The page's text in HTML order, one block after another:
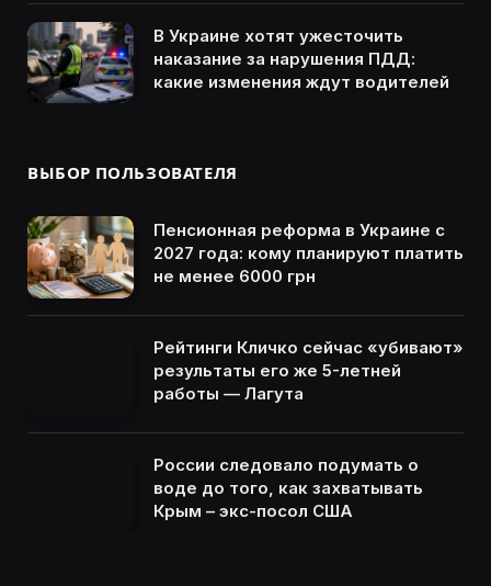
В Украине хотят ужесточить
наказание за нарушения ПДД:
какие изменения ждут водителей
ВЫБОР ПОЛЬЗОВАТЕЛЯ
Пенсионная реформа в Украине с
2027 года: кому планируют платить
не менее 6000 грн
Рейтинги Кличко сейчас «убивают»
результаты его же 5-летней
работы — Лагута
России следовало подумать о
воде до того, как захватывать
Крым – экс-посол США